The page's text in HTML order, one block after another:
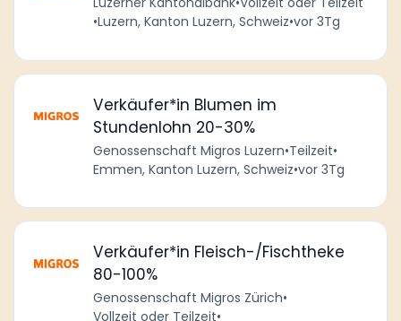
•Luzern, Kanton Luzern, Schweiz•vor 3Tg
Verkäufer*in Blumen im
Stundenlohn 20-30%
Genossenschaft Migros Luzern•Teilzeit•
Emmen, Kanton Luzern, Schweiz•vor 3Tg
Verkäufer*in Fleisch-/Fischtheke
80-100%
Genossenschaft Migros Zürich•
Vollzeit oder Teilzeit•